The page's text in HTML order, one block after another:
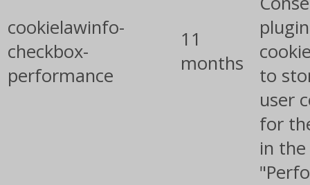
cookielawinfo-
checkbox-
performance
11
months
to
user
for
in